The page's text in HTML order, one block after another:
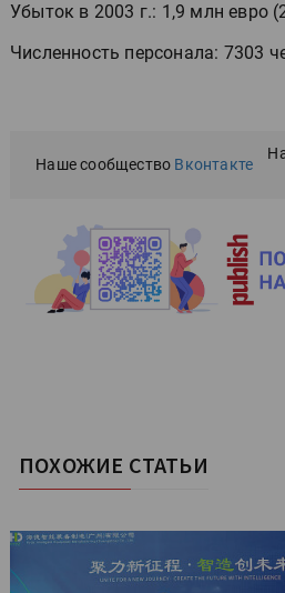
Убыток в 2003 г.: 1,9 млн евро
Численность персонала: 7303
Наше сообщество Вконтакте
ПОХОЖИЕ СТАТЬИ